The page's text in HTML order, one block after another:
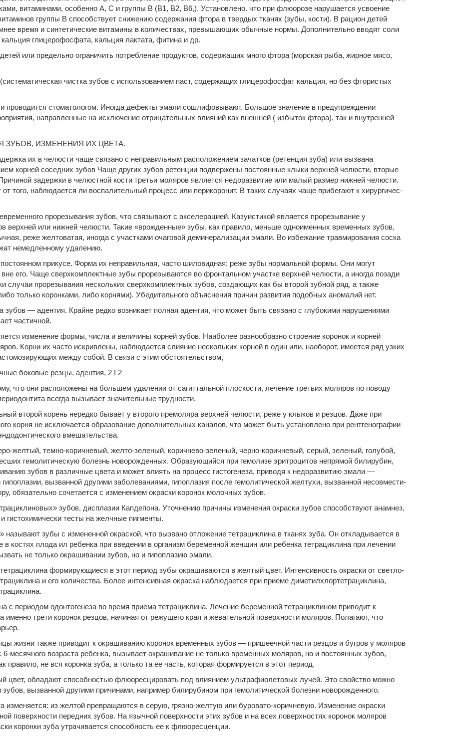
витаминами, особенно А, С и группы В (B1, B2, B6,). Установлено. что при флюорозе нарушается усвоение
группы В спо­собствует снижению содержания фтора в твердых тканях (зубы, кости). В рацион детей
время и синтетические витамины в количествах, превышающих обычные нормы. Дополни­тельно вводят соли
глицерофосфата, кальция лактата, фитина и др.
или предельно ограничить потребление продуктов, содержащих много фтора (морская рыба, жирное мясо,
чистка зубов с использованием паст, содержащих глицерофосфат кальция, но без фтористых
проводится стоматологом. Иногда дефекты эмали сошлифовывают. Большое значение в предупреждении
направленные на исключение отрицательных влияний как внешней ( избыток фтора), так и внутренней
ЗУБОВ, ИЗМЕНЕНИЯ ИХ ЦВЕТА.
их в челюсти чаще связано с неправильным расположением зачатков (ретенция зуба) или вызвана
корней соседних зубов Чаще других зубов ретенции подвержены постоянные клыки верхней челюсти, вторые
задержки в челюстной кости третьи моляров является недоразвитие или малый размер нижней челюсти.
того, наблюдается ли воспалительный процесс или перикоронит. В таких случаях чаще прибегают к хирургичес­
прорезывания зубов, что связывают с акселерацией. Казуистикой является прорезывание у
верхней или нижней челюсти. Такие «врожденные» зубы, как правило, меньше одноименных временных зубов,
реже желтоватая, иногда с участками очаговой деминерализации эмали. Во избежание травмирования соска
немедленному удалению.
прикусе. Форма их неправильная, часто шиловидная; реже зубы нормальной формы. Они могут
его. Чаще сверхкомплектные зубы прорезываются во фронтальном участке верхней че­люсти, а иногда позади
случаи прорезывания нескольких сверхкомплектных зубов, создающих как бы второй зубной ряд, а также
только коронками, либо корнями). Убедительного объяснения причин развития подобных аномалий нет.
— адентия. Крайне редко возникает полная адентия, что может быть связано с глубокими нарушениями
частичной.
изменение формы, числа и величины корней зубов. Наиболее разнообразно строение коронок и корней
Корни их часто искривлены, наблюдается слияние нескольких корней в один или, наоборот, имеется ряд узких
между собой. В связи с этим обстоятельством,
боковые резцы, адентия, 2 I 2
что они расположены на большем удалении от сагиттальной плоскости, лечение третьих моляров по поводу
всегда вызывает значительные трудности.
второй корень нередко бывает у второго премоляра верхней челюсти, реже у клыков и резцов. Даже при
корня не исключается образова­ние дополнительных каналов, что может быть установлено при рентгенографии
вмешательства.
желтый, темно-коричневый, желто-зеленый, коричнево-зеленый, черно-коричневый, серый, зеленый, голубой,
гемолитическую болезнь новорожденных. Образующийся при гемолизе эритроцитов непрямой билирубин,
зубов в различные цвета и может влиять на процесс гистогенеза, приводя к недоразвитию эмали —
вызванной другими заболеваниями, гипоплазия после гемолитической желтухи, вызванной несовмести­
обязательно сочетается с изменением окраски коронок молочных зубов.
зубов, дисплазии Капдепона. Уточнению причины изменения окраски зубов способствуют анамнез,
тесты на желчные пигменты.
зубы с измененной окраской, что вызвано отложение тетрациклина в тканях зуба. Он откладывается в
костях плода ил ребенка при введении в организм беременной женщин или ребенка тетрациклина при лечении
не только окрашивании зубов, но и гипоплазию эмали.
формирующиеся в этот период зубы окрашиваются в желтый цвет. Интенсивность окраски от светло-
и его количества. Более интенсивная окраска наблюдается при приеме диметилхлортетрациклина,
с перио­дом одонтогенеза во время приема тетрациклина. Лечение беременной тетрациклином приводит к
именно трети коронок резцов, начиная от режущего края и жевательной поверхности моляров. Полагают, что
жизни также приводит к окрашиванию коронок временных зубов — пришеечной части резцов и бугров у моляров
месячного возраста ребенка, вызывает окрашивание не только временных моляров, но и постоянных зубов,
не вся коронка зуба, а только та ее часть, которая формируется в этот период.
цвет, обладают способностью флюоресцировать под влиянием ультрафиолетовых лучей. Это свойство можно
вызванной другими причинами, например билирубином при гемолитической болезни новорожденного.
изменя­ется: из желтой превращаются в серую, грязно-желтую или буровато-коричневую. Изменение окраски
поверхности передних зубов. На язычной поверхности этих зубов и на всех поверхностях коронок моляров
коронки зуба утрачивается способность ее к флюоресценции.